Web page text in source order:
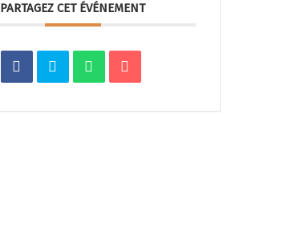
PARTAGEZ CET ÉVÉNEMENT